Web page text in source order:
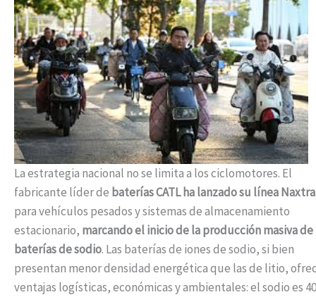
La estrategia nacional no se limita a los ciclomotores. El
fabricante líder de baterías CATL ha lanzado su línea Naxtra
para vehículos pesados y sistemas de almacenamiento
estacionario, marcando el inicio de la producción masiva de
baterías de sodio. Las baterías de iones de sodio, si bien
presentan menor densidad energética que las de litio,
ventajas logísticas, económicas y ambientales: el sodio es